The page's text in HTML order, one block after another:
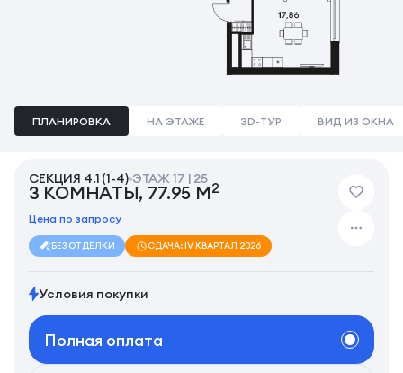
ПЛАНИРОВКА НА ЭТАЖЕ 3D-ТУР ВИД ИЗ ОКНА
СЕКЦИЯ 4.1 (1-4) ЭТАЖ 17 | 25
3 КОМНАТЫ, 77.95 М2
Цена по запросу
БЕЗ ОТДЕЛКИ СДАЧА: IV КВАРТАЛ 2026
Условия покупки
Полная оплата